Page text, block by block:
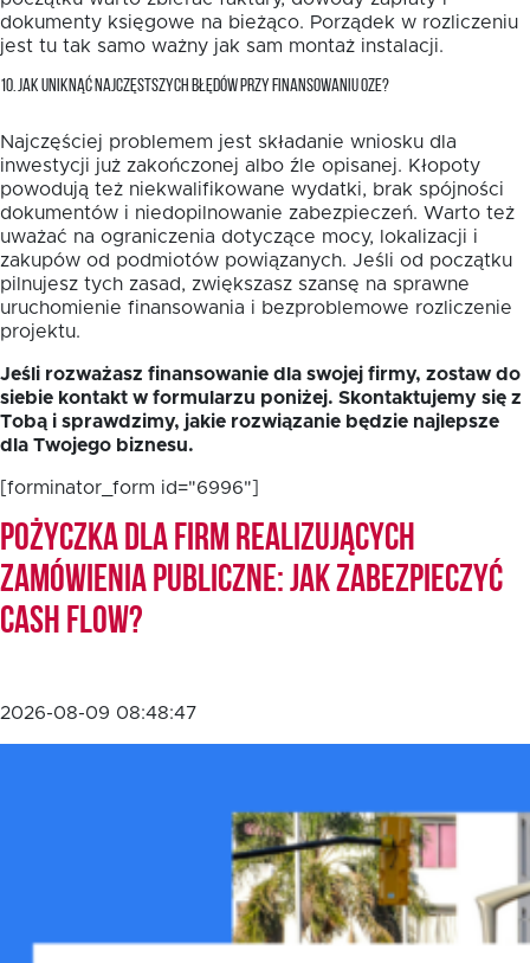
dokumenty księgowe na bieżąco. Porządek w rozliczeniu
jest tu tak samo ważny jak sam montaż instalacji.
10. JAK UNIKNĄĆ NAJCZĘSTSZYCH BŁĘDÓW PRZY FINANSOWANIU OZE?
Najczęściej problemem jest składanie wniosku dla
inwestycji już zakończonej albo źle opisanej. Kłopoty
powodują też niekwalifikowane wydatki, brak spójności
dokumentów i niedopilnowanie zabezpieczeń. Warto też
uważać na ograniczenia dotyczące mocy, lokalizacji i
zakupów od podmiotów powiązanych. Jeśli od początku
pilnujesz tych zasad, zwiększasz szansę na sprawne
uruchomienie finansowania i bezproblemowe rozliczenie
projektu.
Jeśli rozważasz finansowanie dla swojej firmy, zostaw do
siebie kontakt w formularzu poniżej. Skontaktujemy się z
Tobą i sprawdzimy, jakie rozwiązanie będzie najlepsze
dla Twojego biznesu.
[forminator_form id="6996"]
Pożyczka dla firm realizujących
zamówienia publiczne: jak zabezpieczyć
cash flow?
2026-08-09 08:48:47